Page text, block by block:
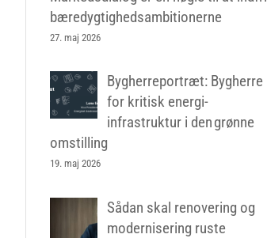
bæredygtighedsambitionerne
27. maj 2026
Bygherreportræt: Bygherre
for kritisk energi-
infrastruktur i den grønne
omstilling
19. maj 2026
Sådan skal renovering og
modernisering ruste